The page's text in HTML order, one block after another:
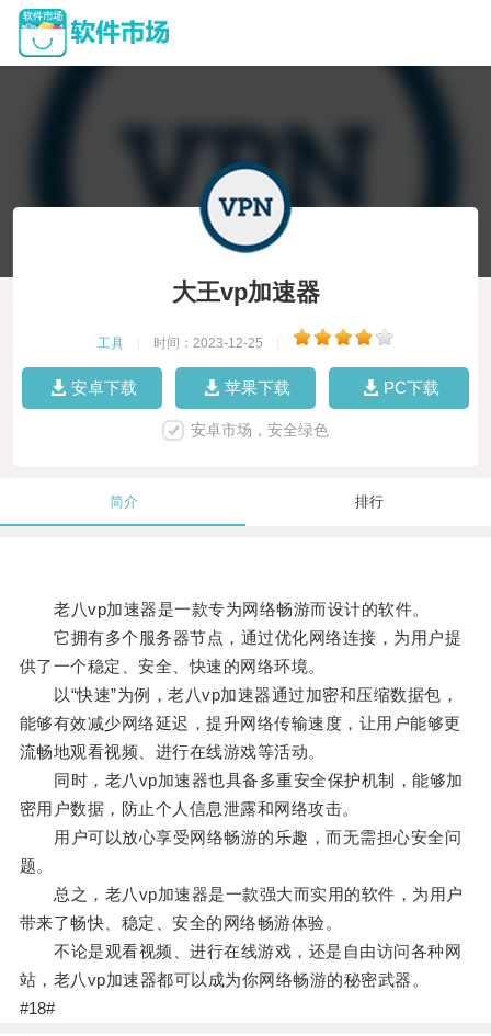
大王vp加速器
工具 时间：2023-12-25
安卓下载 苹果下载 PC下载
安卓市场，安全绿色
简介 排行
老八vp加速器是一款专为网络畅游而设计的软件。
它拥有多个服务器节点，通过优化网络连接，为用户提
供了一个稳定、安全、快速的网络环境。
以“快速”为例，老八vp加速器通过加密和压缩数据包，
能够有效减少网络延迟，提升网络传输速度，让用户能够更
流畅地观看视频、进行在线游戏等活动。
同时，老八vp加速器也具备多重安全保护机制，能够加
密用户数据，防止个人信息泄露和网络攻击。
用户可以放心享受网络畅游的乐趣，而无需担心安全问
题。
总之，老八vp加速器是一款强大而实用的软件，为用户
带来了畅快、稳定、安全的网络畅游体验。
不论是观看视频、进行在线游戏，还是自由访问各种网
站，老八vp加速器都可以成为你网络畅游的秘密武器。
#18#